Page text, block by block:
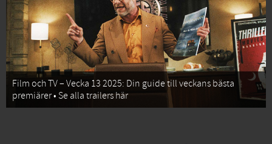
Film och TV – Vecka 13 2025: Din guide till veckans bästa
premiärer • Se alla trailers här